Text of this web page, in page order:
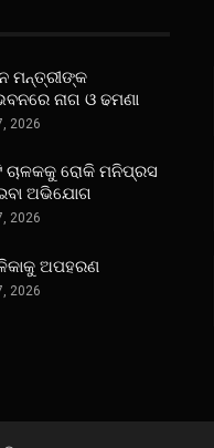
ମନ୍ତ୍ରୀଙ୍କ
ନାଗ ଓ ଢମଣା
2026
ଚାଳକକୁ ରୋକି ମନିପ୍ରସ
ଅଭିଯୋଗ
2026
ଅପହରଣ
2026